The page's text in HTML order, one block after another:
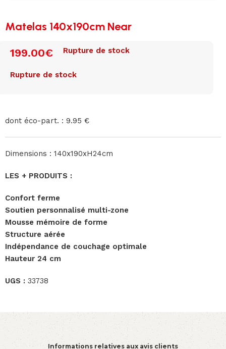
Matelas 140x190cm Near
199.00€ Rupture de stock
Rupture de stock
dont éco-part. : 9.95 €
Dimensions : 140x190xH24cm
LES + PRODUITS :
Confort ferme
Soutien personnalisé multi-zone
Mousse mémoire de forme
Structure aérée
Indépendance de couchage optimale
Hauteur 24 cm
UGS : 33738
Informations relatives aux avis clients